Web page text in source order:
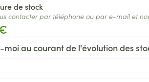
moi au courant de l'évolution des
de stock
contacter par téléphone ou par e-mail et